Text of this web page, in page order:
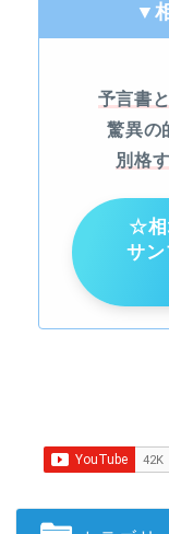
▼
予言書
驚異の
別格
☆相
サ